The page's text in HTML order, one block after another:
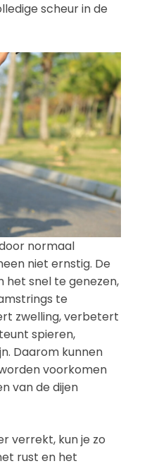
scheur in de
normaal
niet ernstig. De
het snel te genezen,
te
zwelling, verbetert
spieren,
Daarom kunnen
voorkomen
van de dijen
verrekt, kun je zo
rust en het